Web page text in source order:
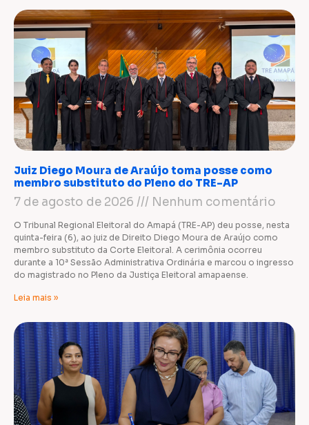
Juiz Diego Moura de Araújo toma posse como
membro substituto do Pleno do TRE-AP
7 de agosto de 2026 Nenhum comentário
O Tribunal Regional Eleitoral do Amapá (TRE-AP) deu posse, nesta
quinta-feira (6), ao juiz de Direito Diego Moura de Araújo como
membro substituto da Corte Eleitoral. A cerimônia ocorreu
durante a 10ª Sessão Administrativa Ordinária e marcou o ingresso
do magistrado no Pleno da Justiça Eleitoral amapaense.
Leia mais »